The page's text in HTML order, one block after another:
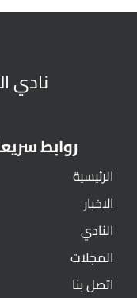
نادي
روابط
الرئيسية
الاخبار
النادي
المجلات
اتصل بنا